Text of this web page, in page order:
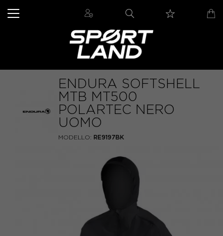
ENDURA SOFTSHELL
MTB MT500
POLARTEC NERO
UOMO
MODELLO: RE9197BK